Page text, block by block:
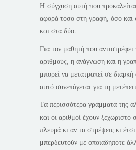
Η σύγχυση αυτή που
αφορά τόσο στη γραφή, όσο και
και στα δύο.
Για τον μαθητή που
αριθμούς, η ανάγνωση και η
μπορεί να μετατραπεί σε
αυτό συνεπάγεται για τη
Τα περισσότερα γράμματα της
και οι αριθμοί έχουν
πλευρά κι αν τα στρέψεις κι
μπερδευτούν με οποιαδήποτε